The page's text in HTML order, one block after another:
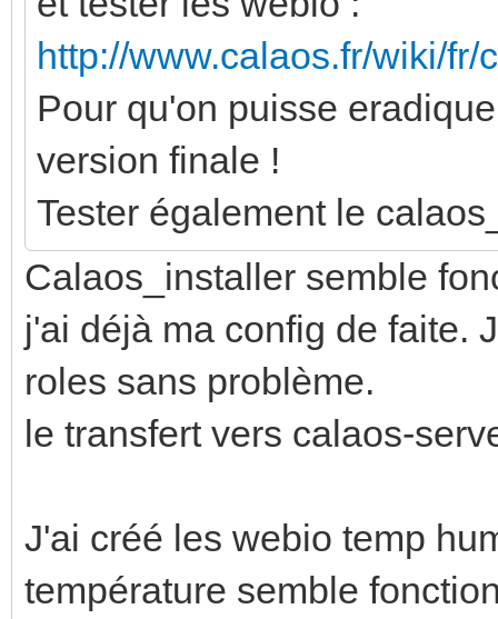
http://www.calaos.fr/wiki/
Pour qu'on puisse
version finale !
Tester également le
Calaos_installer semble
j'ai déjà ma config de faite.
roles sans problème.
le transfert vers calaos-
J'ai créé les webio temp
température semble